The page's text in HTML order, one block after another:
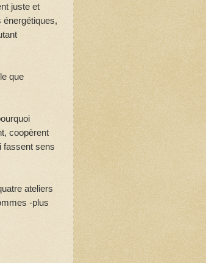
juste et
que
coopèrent
fassent sens
ateliers
-plus